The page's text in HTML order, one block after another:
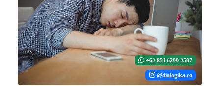
+62 851 6299 2597
@dialogika.co